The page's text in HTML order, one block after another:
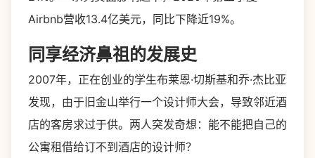
Airbnb营收13.4亿美元，同比下降近19%。
同享经济鼻祖的发展史
2007年，正在创业的学生布莱恩·切斯基和乔·杰比亚
发现，由于旧金山举行一个设计师大会，导致邻近酒
店的客房求过于供。两人突发奇想：能不能把自己的
公寓租借给订不到酒店的设计师？